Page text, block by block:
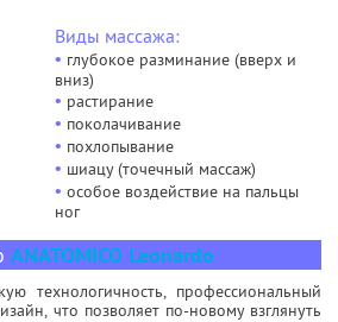
Виды массажа:
• глубокое разминание (вверх и
вниз)
• растирание
• поколачивание
• похлопывание
• шиацу (точечный массаж)
• особое воздействие на пальцы
ног
ANATOMICO Leonardo
технологичность, профессиональный
что позволяет по-новому взглянуть